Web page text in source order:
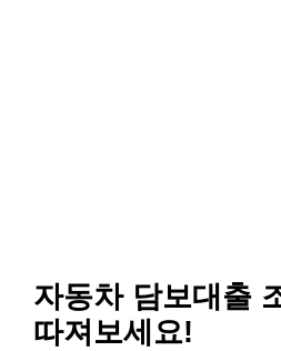
자동차 담보대출
따져보세요!